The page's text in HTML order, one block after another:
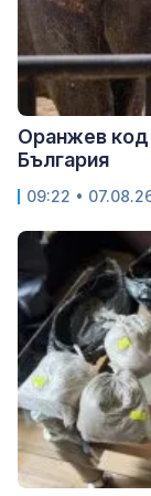
Оранжев код
България
09:22 •